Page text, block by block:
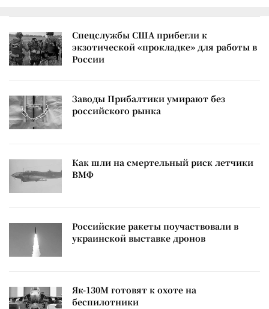
Спецслужбы США прибегли к
экзотической «прокладке» для работы в
России
Заводы Прибалтики умирают без
российского рынка
Как шли на смертельный риск летчики
ВМФ
Российские ракеты поучаствовали в
украинской выставке дронов
Як-130М готовят к охоте на
беспилотники